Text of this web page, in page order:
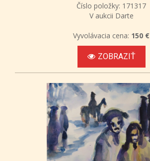
Číslo položky: 171317
V aukcii Darte
Vyvolávacia cena: 150 €
ZOBRAZIŤ